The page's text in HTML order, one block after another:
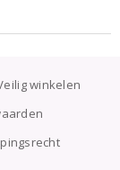
winkelen